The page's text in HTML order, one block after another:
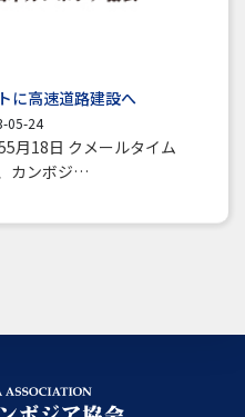
に高速道路建設へ
05-24
月18日 クメールタイム
カンボジ…